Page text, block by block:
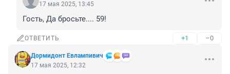
17 мая 2025, 13:45
Гость, Да бросьте.... 59!
ОТВЕТИТЬ +1 –0
Дормидонт Евлампивич
17 мая 2025, 12:32